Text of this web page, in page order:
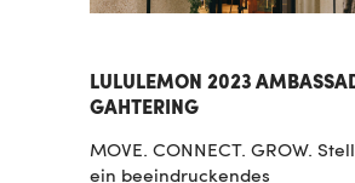
LULULEMON 2023
GAHTERING
MOVE. CONNECT. GROW.
ein beeindruckendes